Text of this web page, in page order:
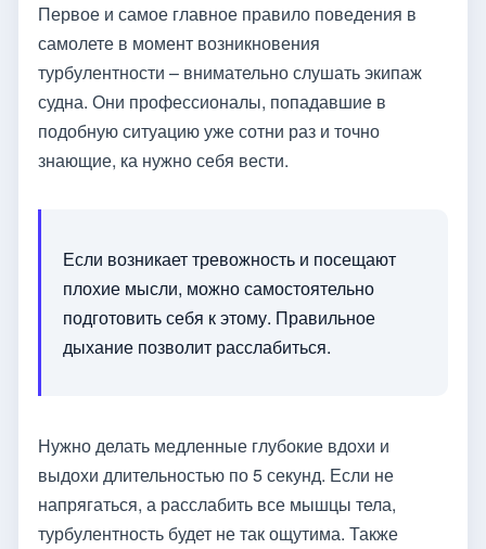
Первое и самое главное правило поведения в
самолете в момент возникновения
турбулентности – внимательно слушать экипаж
судна. Они профессионалы, попадавшие в
подобную ситуацию уже сотни раз и точно
знающие, ка нужно себя вести.
Если возникает тревожность и посещают
плохие мысли, можно самостоятельно
подготовить себя к этому. Правильное
дыхание позволит расслабиться.
Нужно делать медленные глубокие вдохи и
выдохи длительностью по 5 секунд. Если не
напрягаться, а расслабить все мышцы тела,
турбулентность будет не так ощутима. Также